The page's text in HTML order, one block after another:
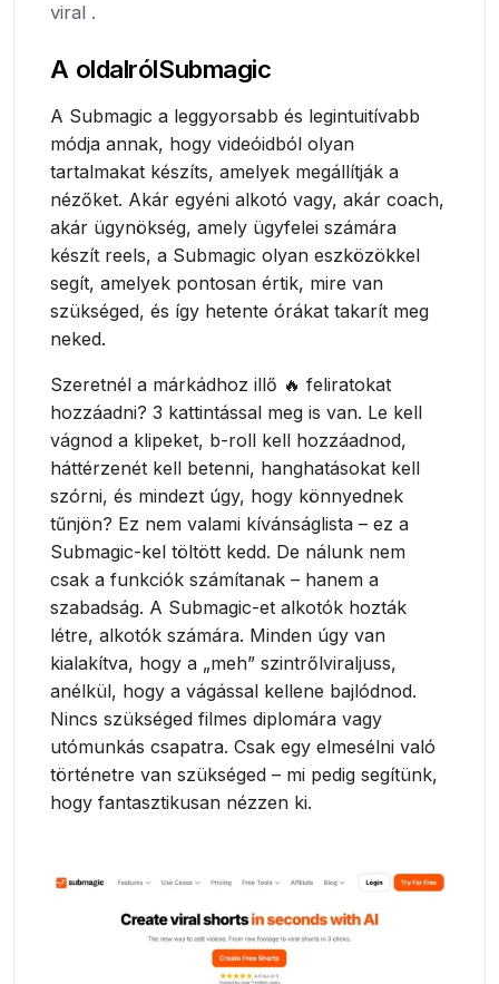
viral .
A oldalrólSubmagic
A Submagic a leggyorsabb és legintuitívabb
módja annak, hogy videóidból olyan
tartalmakat készíts, amelyek megállítják a
nézőket. Akár egyéni alkotó vagy, akár coach,
akár ügynökség, amely ügyfelei számára
készít reels, a Submagic olyan eszközökkel
segít, amelyek pontosan értik, mire van
szükséged, és így hetente órákat takarít meg
neked.
Szeretnél a márkádhoz illő 🔥 feliratokat
hozzáadni? 3 kattintással meg is van. Le kell
vágnod a klipeket, b-roll kell hozzáadnod,
háttérzenét kell betenni, hanghatásokat kell
szórni, és mindezt úgy, hogy könnyednek
tűnjön? Ez nem valami kívánságlista – ez a
Submagic-kel töltött kedd. De nálunk nem
csak a funkciók számítanak – hanem a
szabadság. A Submagic-et alkotók hozták
létre, alkotók számára. Minden úgy van
kialakítva, hogy a „meh” szintrőlviraljuss,
anélkül, hogy a vágással kellene bajlódnod.
Nincs szükséged filmes diplomára vagy
utómunkás csapatra. Csak egy elmesélni való
történetre van szükséged – mi pedig segítünk,
hogy fantasztikusan nézzen ki.